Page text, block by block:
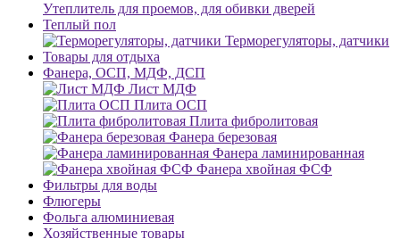
Утеплитель для проемов, для обивки дверей
Теплый пол
Терморегуляторы, датчики
Товары для отдыха
Фанера, ОСП, МДФ, ДСП
Лист МДФ
Плита ОСП
Плита фибролитовая
Фанера березовая
Фанера ламинированная
Фанера хвойная ФСФ
Фильтры для воды
Флюгеры
Фольга алюминиевая
Хозяйственные товары